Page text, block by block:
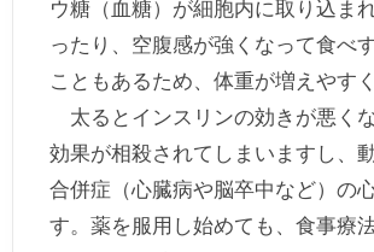
ウ糖（血糖）が細胞内に取り込ま
ったり、空腹感が強くなって食べ
こともあるため、体重が増えやす
太るとインスリンの効きが悪く
効果が相殺されてしまいますし、
合併症（心臓病や脳卒中など）の
す。薬を服用し始めても、食事療